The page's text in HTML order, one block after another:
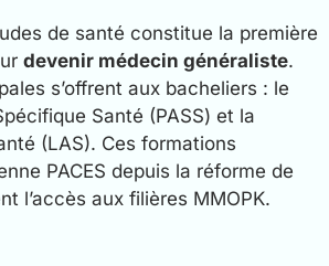
de santé constitue la première
devenir médecin généraliste.
s’offrent aux bacheliers : le
Santé (PASS) et la
(LAS). Ces formations
PACES depuis la réforme de
l’accès aux filières MMOPK.